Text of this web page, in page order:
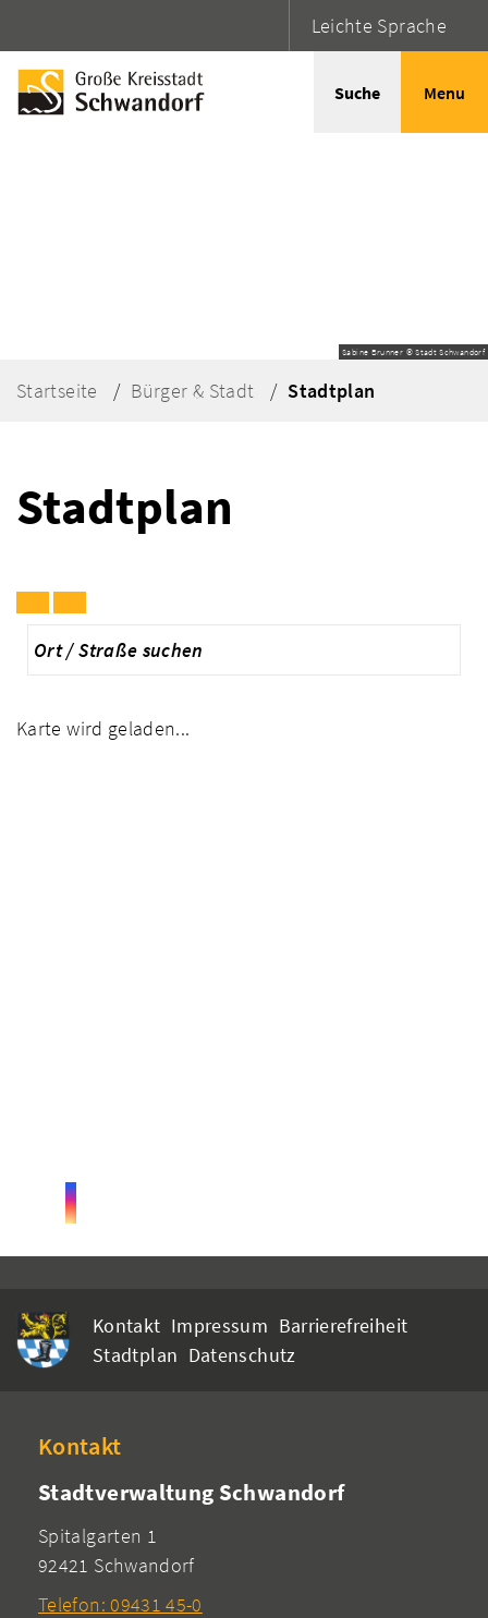
Leichte Sprache
Suche Menu
Sabine Brunner © Stadt Schwandorf
Startseite Bürger & Stadt Stadtplan
Stadtplan
Karte wird geladen...
Kontakt Impressum Barrierefreiheit
Stadtplan Datenschutz
Kontakt
Stadtverwaltung Schwandorf
Spitalgarten 1
92421 Schwandorf
Telefon: 09431 45-0